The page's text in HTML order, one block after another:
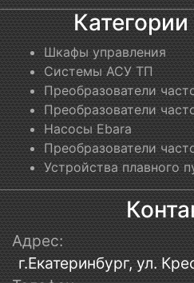
Шкафы управления
Системы АСУ ТП
Преобразователи
Преобразователи
Насосы Ebara
Преобразователи
Устройства плавного
Адрес:
г.Екатеринбург, ул.